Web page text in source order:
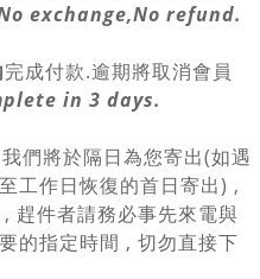
exchange,No refund.
完成付款.逾期將取消會員
in 3 days.
將於隔日為您寄出(如遇
工作日恢復的首日寄出) ,
趕件者請務必事先來電與
的指定時間 , 切勿直接下